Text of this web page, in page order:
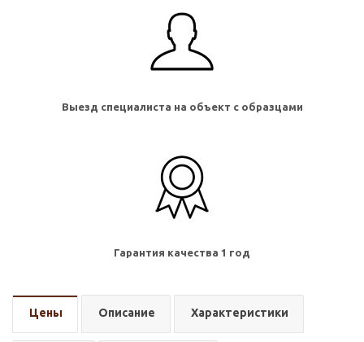
Выезд специалиста на объект с образцами
Гарантия качества 1 год
Цены Описание Характеристики